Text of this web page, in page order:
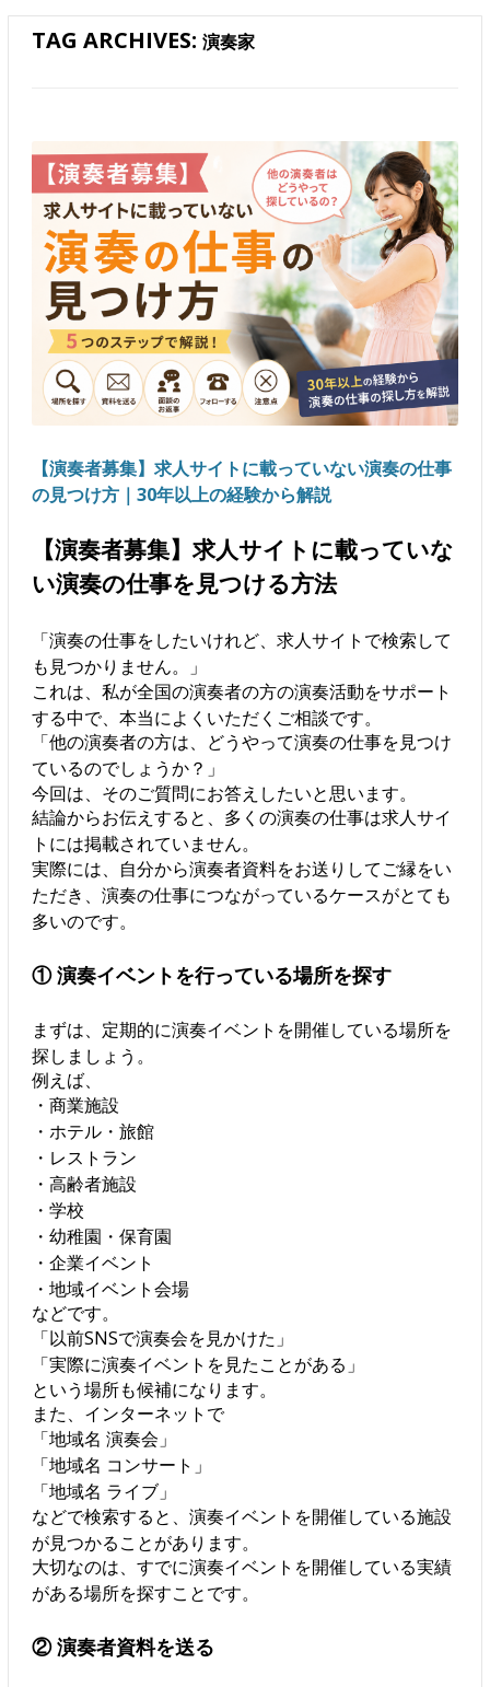
TAG ARCHIVES: 演奏家
【演奏者募集】求人サイトに載っていない演奏の仕事
の見つけ方｜30年以上の経験から解説
【演奏者募集】求人サイトに載っていな
い演奏の仕事を見つける方法
「演奏の仕事をしたいけれど、求人サイトで検索して
も見つかりません。」
これは、私が全国の演奏者の方の演奏活動をサポート
する中で、本当によくいただくご相談です。
「他の演奏者の方は、どうやって演奏の仕事を見つけ
ているのでしょうか？」
今回は、そのご質問にお答えしたいと思います。
結論からお伝えすると、多くの演奏の仕事は求人サイ
トには掲載されていません。
実際には、自分から演奏者資料をお送りしてご縁をい
ただき、演奏の仕事につながっているケースがとても
多いのです。
① 演奏イベントを行っている場所を探す
まずは、定期的に演奏イベントを開催している場所を
探しましょう。
例えば、
・商業施設
・ホテル・旅館
・レストラン
・高齢者施設
・学校
・幼稚園・保育園
・企業イベント
・地域イベント会場
などです。
「以前SNSで演奏会を見かけた」
「実際に演奏イベントを見たことがある」
という場所も候補になります。
また、インターネットで
「地域名 演奏会」
「地域名 コンサート」
「地域名 ライブ」
などで検索すると、演奏イベントを開催している施設
が見つかることがあります。
大切なのは、すでに演奏イベントを開催している実績
がある場所を探すことです。
② 演奏者資料を送る